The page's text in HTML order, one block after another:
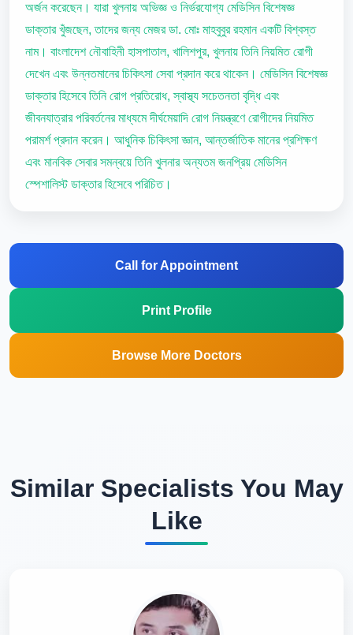
অর্জন করেছেন। যারা খুলনায় অভিজ্ঞ ও নির্ভরযোগ্য মেডিসিন বিশেষজ্ঞ
ডাক্তার খুঁজছেন, তাদের জন্য মেজর ডা. মোঃ মাহবুবুর রহমান একটি বিশ্বস্ত
নাম। বাংলাদেশ নৌবাহিনী হাসপাতাল, খালিশপুর, খুলনায় তিনি নিয়মিত রোগী
দেখেন এবং উন্নতমানের চিকিৎসা সেবা প্রদান করে থাকেন। মেডিসিন বিশেষজ্ঞ
ডাক্তার হিসেবে তিনি রোগ প্রতিরোধ, স্বাস্থ্য সচেতনতা বৃদ্ধি এবং
জীবনযাত্রার পরিবর্তনের মাধ্যমে দীর্ঘমেয়াদি রোগ নিয়ন্ত্রণে রোগীদের নিয়মিত
পরামর্শ প্রদান করেন। আধুনিক চিকিৎসা জ্ঞান, আন্তর্জাতিক মানের প্রশিক্ষণ
এবং মানবিক সেবার সমন্বয়ে তিনি খুলনার অন্যতম জনপ্রিয় মেডিসিন
স্পেশালিস্ট ডাক্তার হিসেবে পরিচিত।
Call for Appointment
Print Profile
Browse More Doctors
Similar Specialists You May
Like